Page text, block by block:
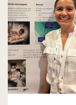
i
r
e
r
t
a
v
L